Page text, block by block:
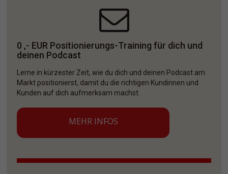
0 ,- EUR Positionierungs-Training für dich und
deinen Podcast
Lerne in kürzester Zeit, wie du dich und deinen Podcast am
Markt positionierst, damit du die richtigen Kundinnen und
Kunden auf dich aufmerksam machst.
MEHR INFOS